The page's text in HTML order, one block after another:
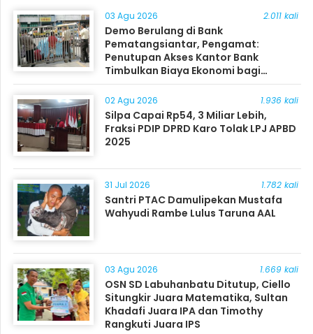
03 Agu 2026 2.011 kali
Demo Berulang di Bank
Pematangsiantar, Pengamat:
Penutupan Akses Kantor Bank
Timbulkan Biaya Ekonomi bagi
Masyarakat
02 Agu 2026 1.936 kali
Silpa Capai Rp54, 3 Miliar Lebih,
Fraksi PDIP DPRD Karo Tolak LPJ APBD
2025
31 Jul 2026 1.782 kali
Santri PTAC Damulipekan Mustafa
Wahyudi Rambe Lulus Taruna AAL
03 Agu 2026 1.669 kali
OSN SD Labuhanbatu Ditutup, Ciello
Situngkir Juara Matematika, Sultan
Khadafi Juara IPA dan Timothy
Rangkuti Juara IPS